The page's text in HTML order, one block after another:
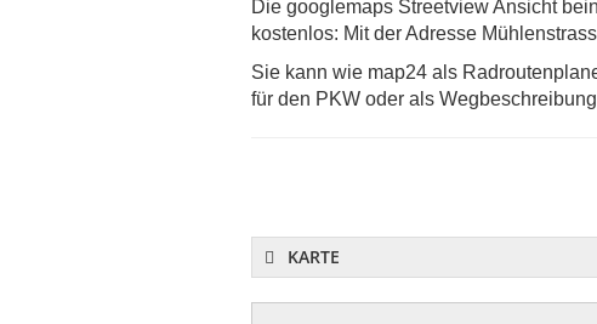
Die googlemaps Streetview Ansicht
kostenlos: Mit der Adresse
Sie kann wie map24 als
für den PKW oder als
KARTE